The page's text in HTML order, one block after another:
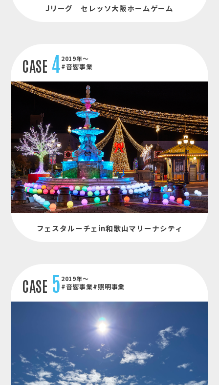
Jリーグ セレッソ大阪ホームゲーム
CASE 42019年～
#音響事業
フェスタルーチェin和歌山マリーナシティ
CASE 5 2019年～
#音響事業#照明事業